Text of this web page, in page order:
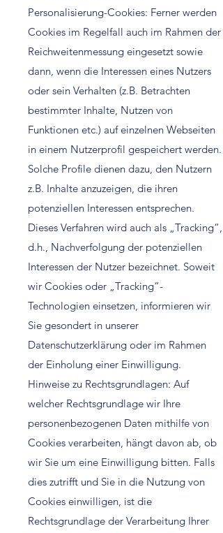
Personalisierung-Cookies: Ferner werden
Cookies im Regelfall auch im Rahmen der
Reichweitenmessung eingesetzt sowie
dann, wenn die Interessen eines Nutzers
oder sein Verhalten (z.B. Betrachten
bestimmter Inhalte, Nutzen von
Funktionen etc.) auf einzelnen Webseiten
in einem Nutzerprofil gespeichert werden.
Solche Profile dienen dazu, den Nutzern
z.B. Inhalte anzuzeigen, die ihren
potenziellen Interessen entsprechen.
Dieses Verfahren wird auch als „Tracking“,
d.h., Nachverfolgung der potenziellen
Interessen der Nutzer bezeichnet. Soweit
wir Cookies oder „Tracking“-
Technologien einsetzen, informieren wir
Sie gesondert in unserer
Datenschutzerklärung oder im Rahmen
der Einholung einer Einwilligung.
Hinweise zu Rechtsgrundlagen: Auf
welcher Rechtsgrundlage wir Ihre
personenbezogenen Daten mithilfe von
Cookies verarbeiten, hängt davon ab, ob
wir Sie um eine Einwilligung bitten. Falls
dies zutrifft und Sie in die Nutzung von
Cookies einwilligen, ist die
Rechtsgrundlage der Verarbeitung Ihrer